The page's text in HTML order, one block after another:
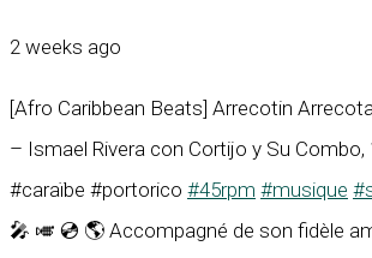
2 weeks ago
[Afro Caribbean Beats] Arrecotin
– Ismael Rivera con Cortijo y Su Combo,
#caraïbe #portorico #45rpm #musique
🎤 🎺 💿 🌎 Accompagné de son fidèle